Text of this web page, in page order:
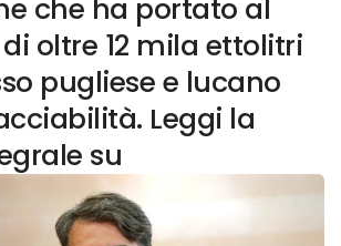
che ha portato al
oltre 12 mila ettolitri
pugliese e lucano
Leggi la
su